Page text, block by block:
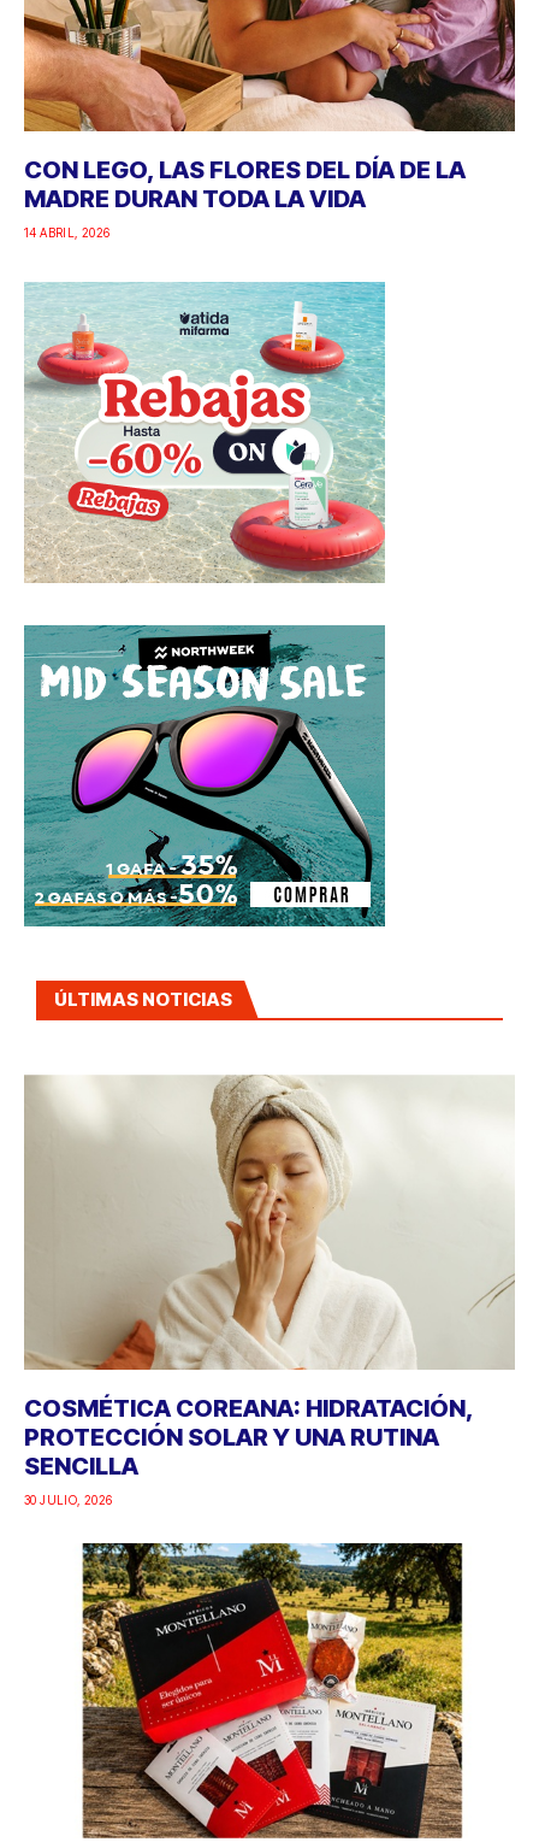
CON LEGO, LAS FLORES DEL DÍA DE LA
MADRE DURAN TODA LA VIDA
14 ABRIL, 2026
ÚLTIMAS NOTICIAS
COSMÉTICA COREANA: HIDRATACIÓN,
PROTECCIÓN SOLAR Y UNA RUTINA
SENCILLA
30 JULIO, 2026